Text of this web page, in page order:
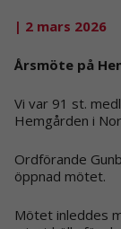
| 2 mars 2026
Årsmöte på
Vi var 91 st.
Hemgården i
Ordförande
öppnad mötet.
Mötet inleddes